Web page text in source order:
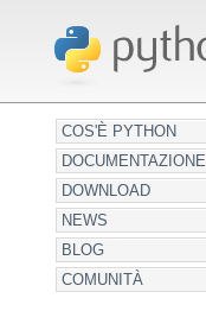
COS'È PYTHON
DOCUMENTAZIONE
DOWNLOAD
NEWS
BLOG
COMUNITÀ